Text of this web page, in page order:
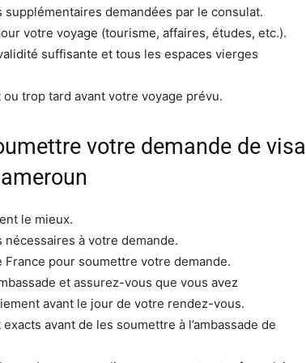
demandées par le consulat.
votre voyage (tourisme, affaires, études, etc.).
suffisante et tous les espaces vierges
trop tard avant votre voyage prévu.
votre demande de visa
le mieux.
à votre demande.
France pour soumettre votre demande.
et assurez-vous que vous avez
avant le jour de votre rendez-vous.
avant de les soumettre à l’ambassade de